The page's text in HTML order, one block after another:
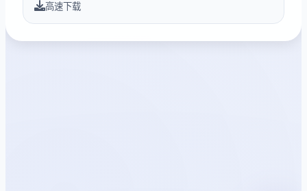
高速下载